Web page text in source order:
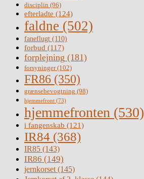
disciplin (96)
efterladte (124)
faldne (502)
faneflugt (110)
forbud (117)
forplejning (181)
forsyninger(102)
FR86 (350)
grænsebevogtning (98)
hjemmefront (73)
hjemmefronten (530)
i fangenskab (121)
IR84 (368)
IR85 (143)
IR86 (149)
jernkorset(145)